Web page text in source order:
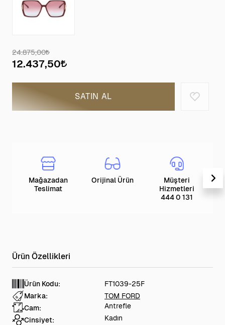
24.875,00
12.437,50
SATIN AL
Mağazadan
Teslimat
Orijinal Ürün
Müşteri
Hizmetleri
444 0 131
Ürün Kodu:
FT1039-25F
Marka:
TOM FORD
Cam:
Antrefle
Cinsiyet:
Kadın